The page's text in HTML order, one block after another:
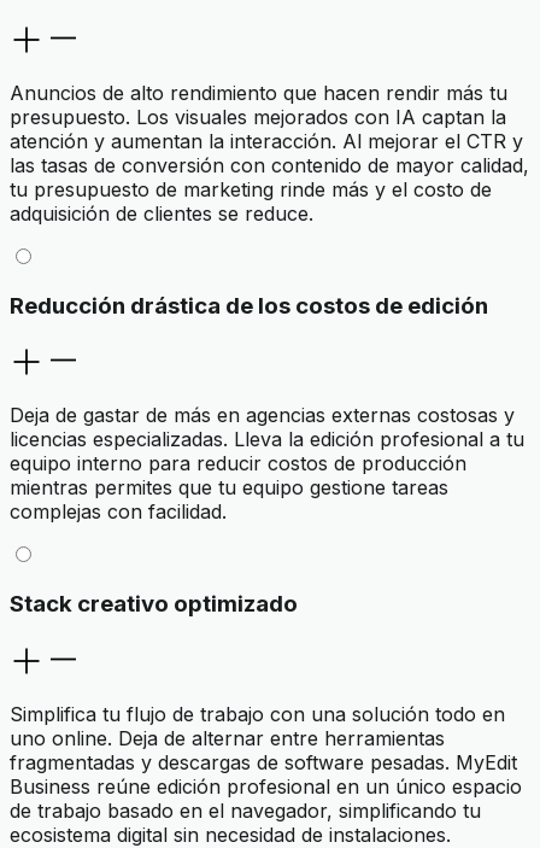
Anuncios de alto rendimiento que hacen rendir más tu
presupuesto. Los visuales mejorados con IA captan la
atención y aumentan la interacción. Al mejorar el CTR y
las tasas de conversión con contenido de mayor calidad,
tu presupuesto de marketing rinde más y el costo de
adquisición de clientes se reduce.
Reducción drástica de los costos de edición
Deja de gastar de más en agencias externas costosas y
licencias especializadas. Lleva la edición profesional a tu
equipo interno para reducir costos de producción
mientras permites que tu equipo gestione tareas
complejas con facilidad.
Stack creativo optimizado
Simplifica tu flujo de trabajo con una solución todo en
uno online. Deja de alternar entre herramientas
fragmentadas y descargas de software pesadas. MyEdit
Business reúne edición profesional en un único espacio
de trabajo basado en el navegador, simplificando tu
ecosistema digital sin necesidad de instalaciones.